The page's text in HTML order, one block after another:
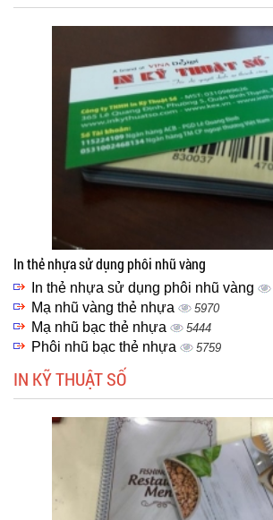
In thẻ nhựa sử dụng phôi nhũ vàng
In thẻ nhựa sử dụng phôi nhũ vàng
Mạ nhũ vàng thẻ nhựa 5970
Mạ nhũ bạc thẻ nhựa 5444
Phôi nhũ bạc thẻ nhựa 5759
IN KỸ THUẬT SỐ